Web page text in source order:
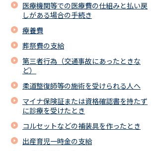
医療機関等での医療費の仕組みと払い戻
しがある場合の手続き
療養費
葬祭費の支給
第三者行為（交通事故にあったときな
ど）
柔道整復師等の施術を受けられる人へ
マイナ保険証または資格確認書を持たず
に診療を受けたとき
コルセットなどの補装具を作ったとき
出産育児一時金の支給